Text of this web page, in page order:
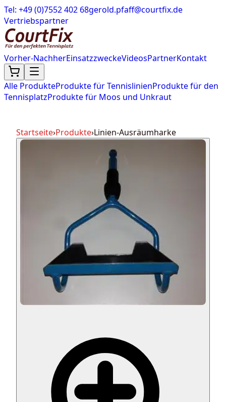
Tel: +49 (0)7552 402 68gerold.pfaff@courtfix.de
Vertriebspartner
Vorher-NachherEinsatzzweckeVideosPartnerKontakt
Alle ProdukteProdukte für TennislinienProdukte für den
TennisplatzProdukte für Moos und Unkraut
Startseite›Produkte›Linien-Ausräumharke